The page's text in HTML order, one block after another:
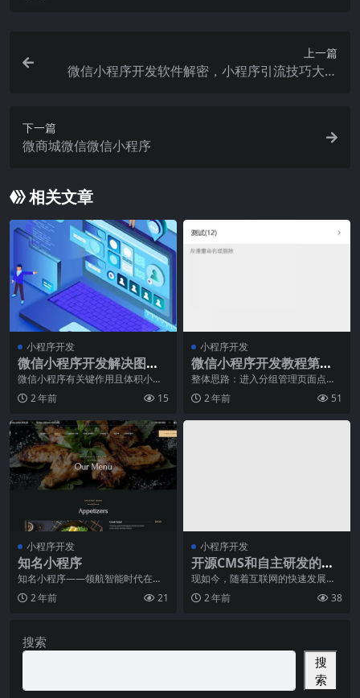
上一篇
微信小程序开发软件解密，小程序引流技巧大揭
下一篇
微商城微信微信小程序
相关文章
小程序开发
微信小程序开发解决图像
有哪些可学习
微信小程序有关键作用且体积小。
缩小微信小程序的目地取决于注重
无需下载就可以扫描和
2 年前 15
小程序开发
微信小程序开发教程第八
章：分组开发与左滑功能
实现
整体思路：进入分组管理页面点击
新建分组新建进入到未分组页面基
本操作进入到已
2 年前 51
小程序开发
知名小程序
知名小程序——领航智能时代在如
今快节奏的生活中，智能科技的发
展与应用改变了我们的
2 年前 21
小程序开发
开源CMS和自主研发的网
站建设方案对比
现如今，随着互联网的快速发展，
网站建设变得越来越重要。企业、
个人或组织都需要一个
2 年前 38
搜索
搜
索